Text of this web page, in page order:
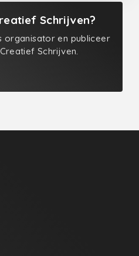
Schrijven?
organisator en publiceer
Schrijven.